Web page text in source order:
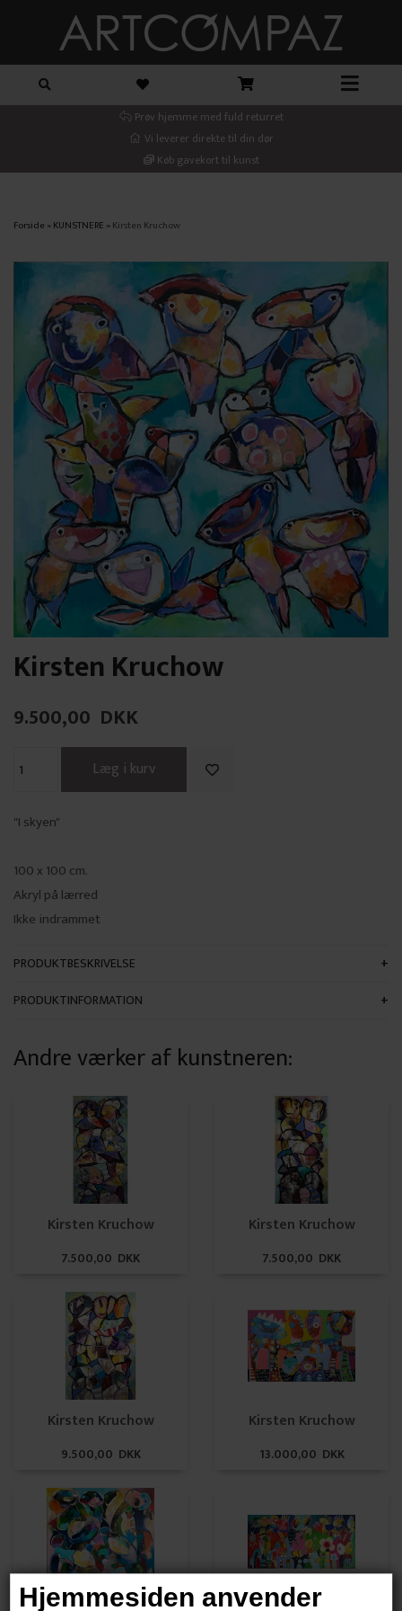
Hjemmesiden anvender
Prøv hjemme med fuld returret
Vi leverer direkte til din dør
Køb gavekort til kunst
Forside »KUNSTNERE »Kirsten Kruchow
Kirsten Kruchow
9.500,00 DKK
"I skyen"
100 x 100 cm.
Akryl på lærred
Ikke indrammet
PRODUKTBESKRIVELSE
PRODUKTINFORMATION
Andre værker af kunstneren:
Kirsten Kruchow
7.500,00 DKK
Kirsten Kruchow
7.500,00 DKK
Kirsten Kruchow
9.500,00 DKK
Kirsten Kruchow
13.000,00 DKK